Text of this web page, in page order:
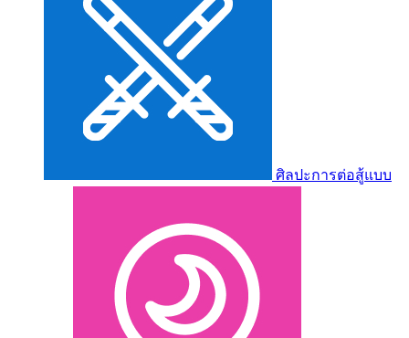
ศิลปะการต่อสู้แบบ